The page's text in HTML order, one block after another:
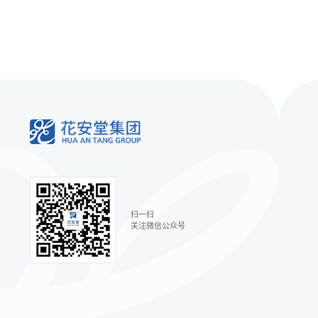
扫一扫
关注微信公众号